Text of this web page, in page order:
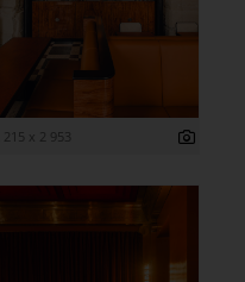
2 215 x 2 953